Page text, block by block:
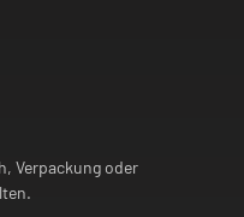
Verpackung oder